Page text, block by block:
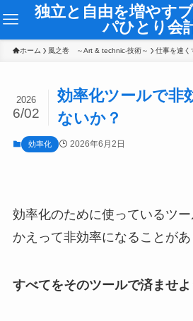
独立と自由を増やす
パひとり会
ホーム 風之巻 ～Art & technic-技術～ 仕事を速く
効率化ツールで非
ないか？
2026
6/02
効率化 2026年6月2日
効率化のために使っているツー
かえって非効率になることがあ
すべてをそのツールで済ませ